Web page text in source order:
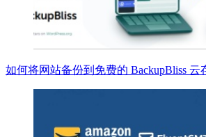
如何将网站备份到免费的 BackupBliss 云